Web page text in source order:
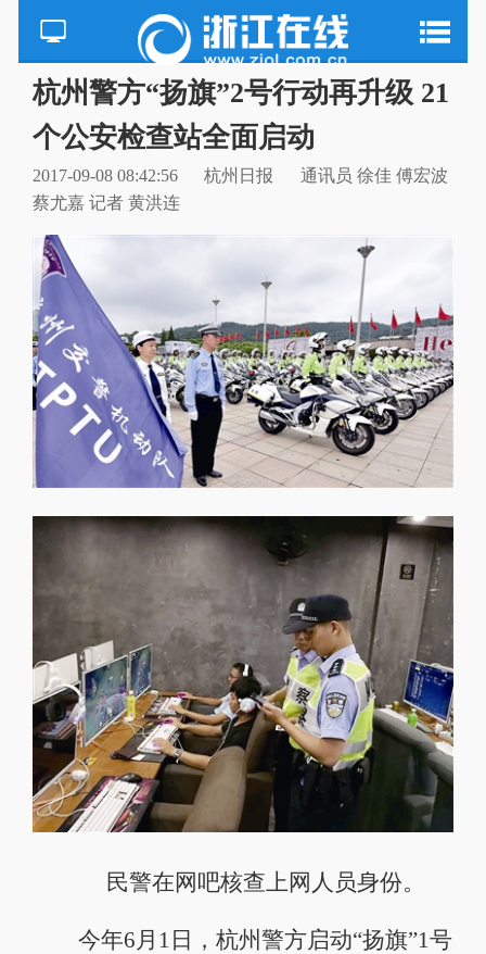
杭州警方“扬旗”2号行动再升级 21
个公安检查站全面启动
2017-09-08 08:42:56 杭州日报
通讯员 徐佳 傅宏波
蔡尤嘉 记者 黄洪连
民警在网吧核查上网人员身份。
今年6月1日，杭州警方启动“扬旗”1号